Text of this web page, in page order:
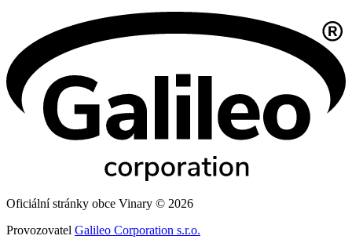
Oficiální stránky obce Vinary © 2026
Provozovatel Galileo Corporation s.r.o.